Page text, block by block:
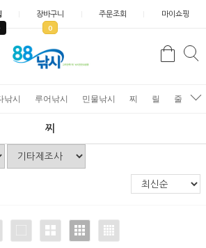
장바구니
0
주문조회 마이쇼핑
검
낚시 루어낚시 민물낚시 찌 릴 줄
찌